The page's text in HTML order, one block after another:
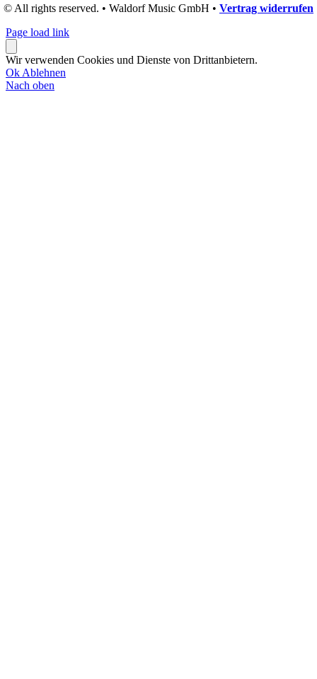
© All rights reserved. • Waldorf Music GmbH • Vertrag widerrufen
Page load link
Wir verwenden Cookies und Dienste von Drittanbietern.
Ok Ablehnen
Nach oben